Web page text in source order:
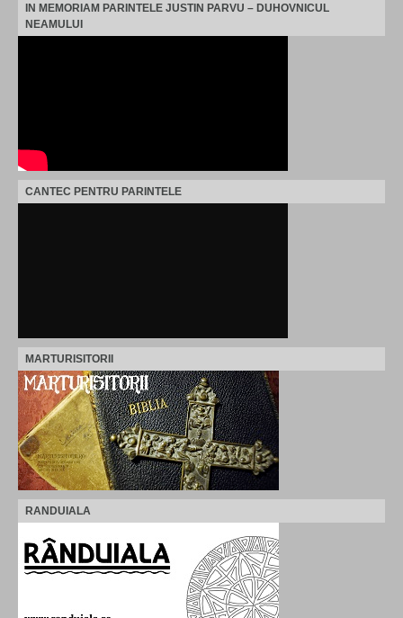
IN MEMORIAM PARINTELE JUSTIN PARVU – DUHOVNICUL
NEAMULUI
CANTEC PENTRU PARINTELE
MARTURISITORII
RANDUIALA